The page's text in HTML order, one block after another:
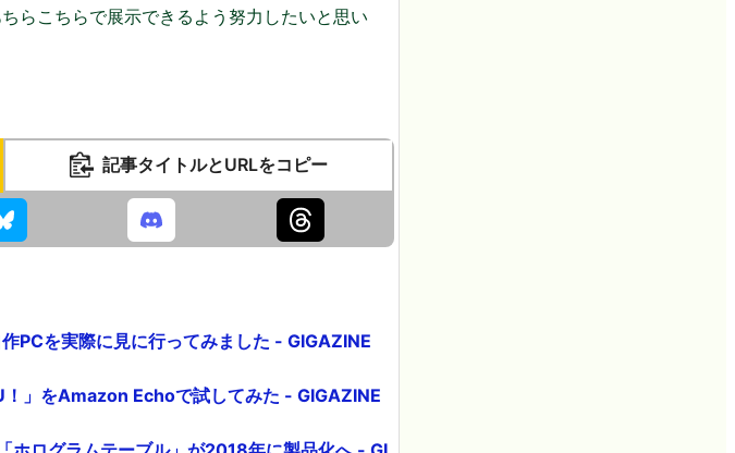
らこちらで展示できるよう努力したいと思い
記事タイトルとURLをコピー
PCを実際に見に行ってみました - GIGAZINE
」をAmazon Echoで試してみた - GIGAZINE